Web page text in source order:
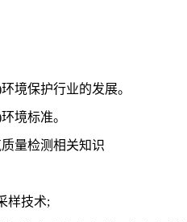
境保护行业的发展。
境标准。
量检测相关知识
样技术;